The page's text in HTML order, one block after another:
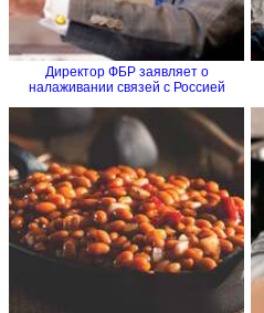
Директор ФБР заявляет о
налаживании связей с Россией